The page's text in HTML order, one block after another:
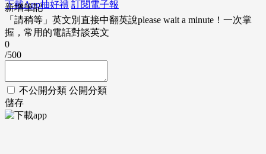
下載App抽好禮 訂閱電子報
新增筆記
「請稍等」英文別直接中翻英說please wait a minute！一次掌
握，常用的電話對談英文
0
/500
不公開分類 公開分類
儲存